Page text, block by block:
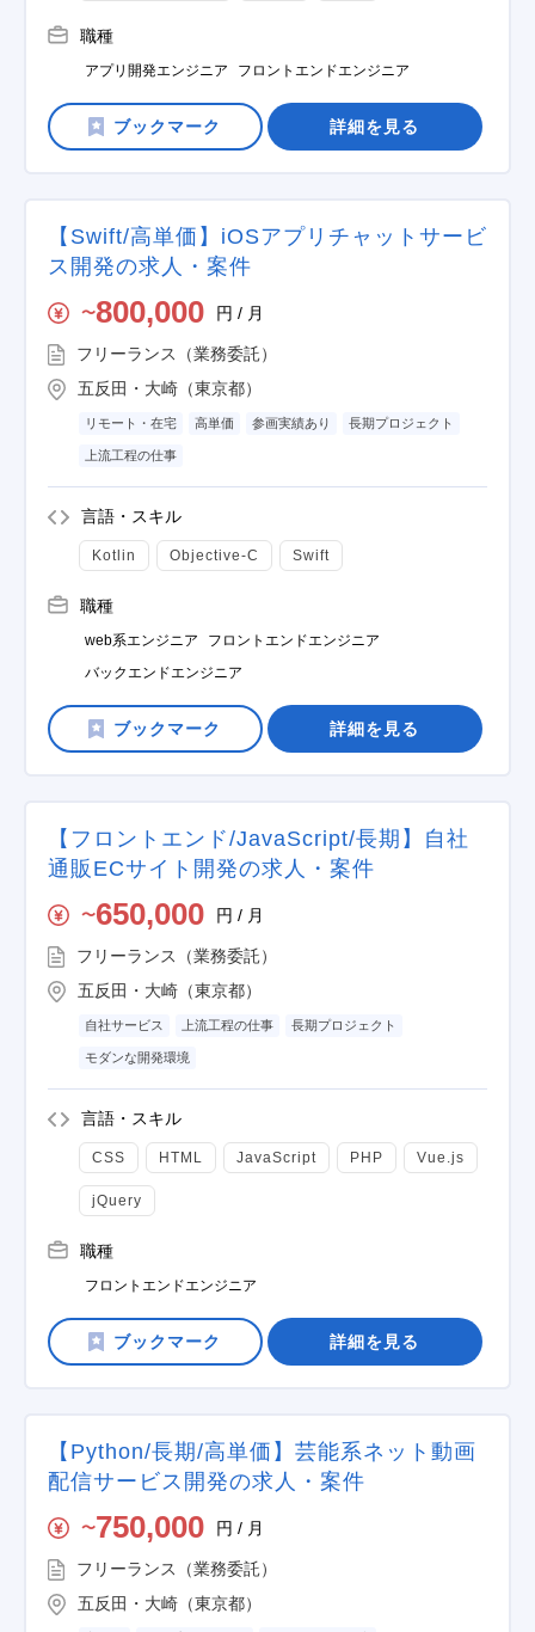
職種
アプリ開発エンジニア フロントエンドエンジニア
詳細を見る
【Swift/高単価】iOSアプリチャットサービ
ス開発の求人・案件
〜800,000 円 / 月
フリーランス（業務委託）
五反田・大崎（東京都）
リモート・在宅 高単価 参画実績あり 長期プロジェクト
上流工程の仕事
言語・スキル
Kotlin Objective-C Swift
職種
web系エンジニア
フロントエンドエンジニア
バックエンドエンジニア
詳細を見る
【フロントエンド/JavaScript/長期】自社
通販ECサイト開発の求人・案件
〜650,000 円 / 月
フリーランス（業務委託）
五反田・大崎（東京都）
自社サービス 上流工程の仕事 長期プロジェクト
モダンな開発環境
言語・スキル
CSS HTML JavaScript PHP Vue.js
jQuery
職種
フロントエンドエンジニア
詳細を見る
【Python/長期/高単価】芸能系ネット動画
配信サービス開発の求人・案件
〜750,000 円 / 月
フリーランス（業務委託）
五反田・大崎（東京都）